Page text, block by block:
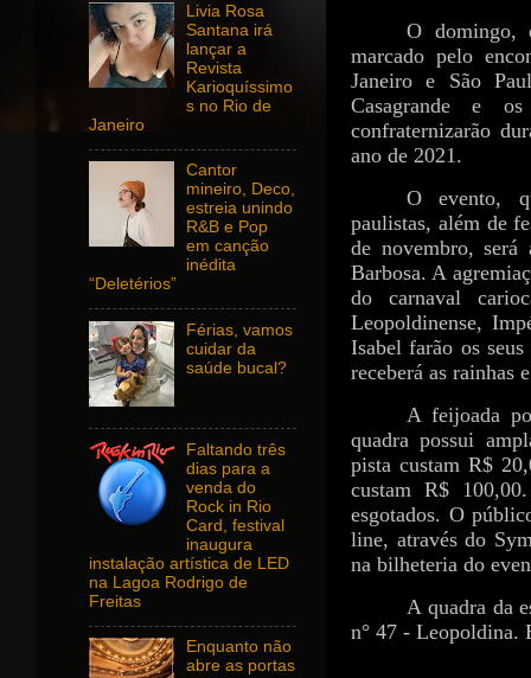
O domingo,
marcado pelo
Janeiro e São
Casagrande e
confraternizarão
ano de 2021.
O evento,
paulistas, além de
de novembro,
Barbosa. A
do carnaval
Leopoldinense,
Isabel farão os
receberá as rainhas
A feijoada
quadra possui
pista custam R$
custam R$
esgotados. O
line, através do
na bilheteria do
A quadra da
n° 47 - Leopoldina.
Livia Rosa
Santana irá
lançar a
Revista
Karioquíssimo
s no Rio de
Janeiro
Cantor
mineiro, Deco,
estreia unindo
R&B e Pop
em canção
inédita
“Deletérios”
Férias, vamos
cuidar da
saúde bucal?
Faltando três
dias para a
venda do
Rock in Rio
Card, festival
inaugura
instalação artística de LED
na Lagoa Rodrigo de
Freitas
Enquanto não
abre as portas